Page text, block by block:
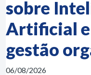
sobre
Artificial e
gestão
06/08/2026